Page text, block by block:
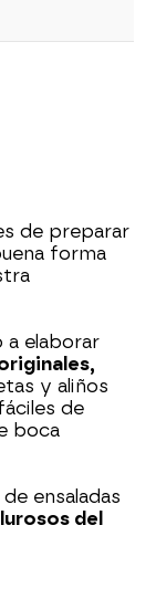
de preparar
forma
a elaborar
y aliños
de
boca
ensaladas
del